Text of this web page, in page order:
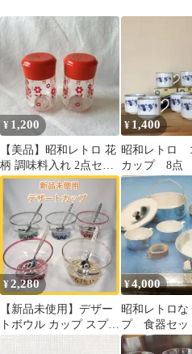
¥ 1,200
【美品】昭和レトロ 花
柄 調味料入れ 2点セッ
ト
¥ 1,400
昭和レトロ
カップ 8点
¥2,280
【新品未使用】デザー
トボウル カップ スプー
¥4,000
昭和レトロ
プ 食器セッ